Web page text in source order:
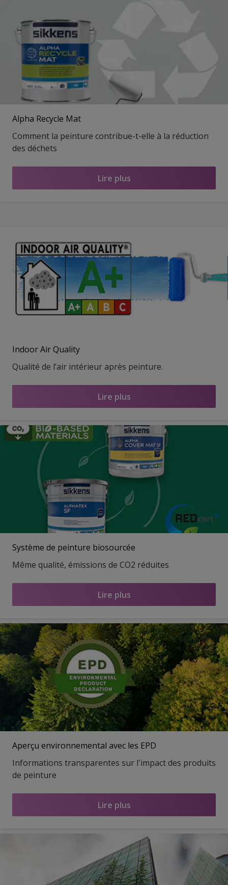
Alpha Recycle Mat
Comment la peinture contribue-t-elle à la réduction
des déchets
Lire plus
Indoor Air Quality
Qualité de l’air intérieur après peinture.
Lire plus
Système de peinture biosourcée
Même qualité, émissions de CO2 réduites
Lire plus
Aperçu environnemental avec les EPD
Informations transparentes sur l'impact des produits
de peinture
Lire plus